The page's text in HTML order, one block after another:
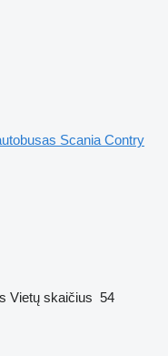
Scania Contry
Vietų skaičius 54